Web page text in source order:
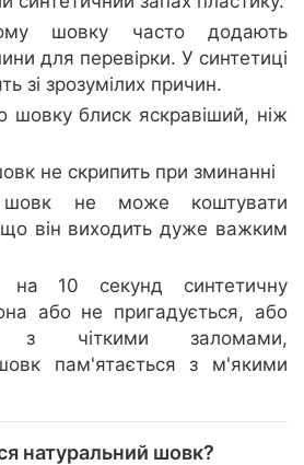
шовку часто додають
для перевірки. У синтетиці
зі зрозумілих причин.
шовку блиск яскравіший, ніж
не скрипить при зминанні
шовк не може коштувати
він виходить дуже важким
на 10 секунд синтетичну
або не пригадується, або
з чіткими заломами,
пам'ятається з м'якими
натуральний шовк?